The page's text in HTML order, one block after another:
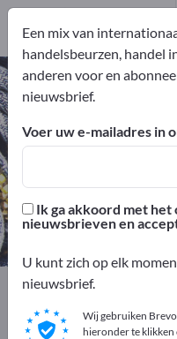
Medische
Distributeurs
1
Exportpages
Medische werkkleding
Een mix van
handelsbeurzen, handel
anderen voor en
nieuwsbrief.
Voer uw e-mailadres in
Ik ga akkoord met het
nieuwsbrieven en
U kunt zich op elk
nieuwsbrief.
Wij gebruiken
hieronder te klikken